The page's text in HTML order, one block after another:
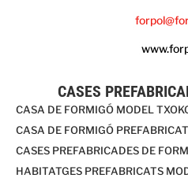
CASES
CASA DE FORMIGÓ MODEL
CASA DE FORMIGÓ
CASES PREFABRICADES DE
HABITATGES PREFABRICATS